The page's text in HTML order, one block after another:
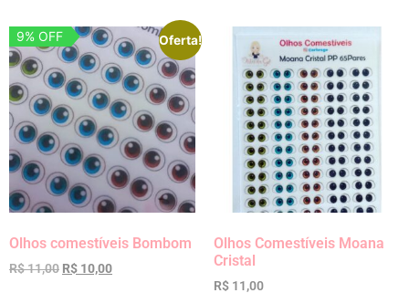
Oferta!
9% OFF
Olhos comestíveis Bombom
R$11,00 R$ 10,00
Olhos Comestíveis Moana
Cristal
R$ 11,00